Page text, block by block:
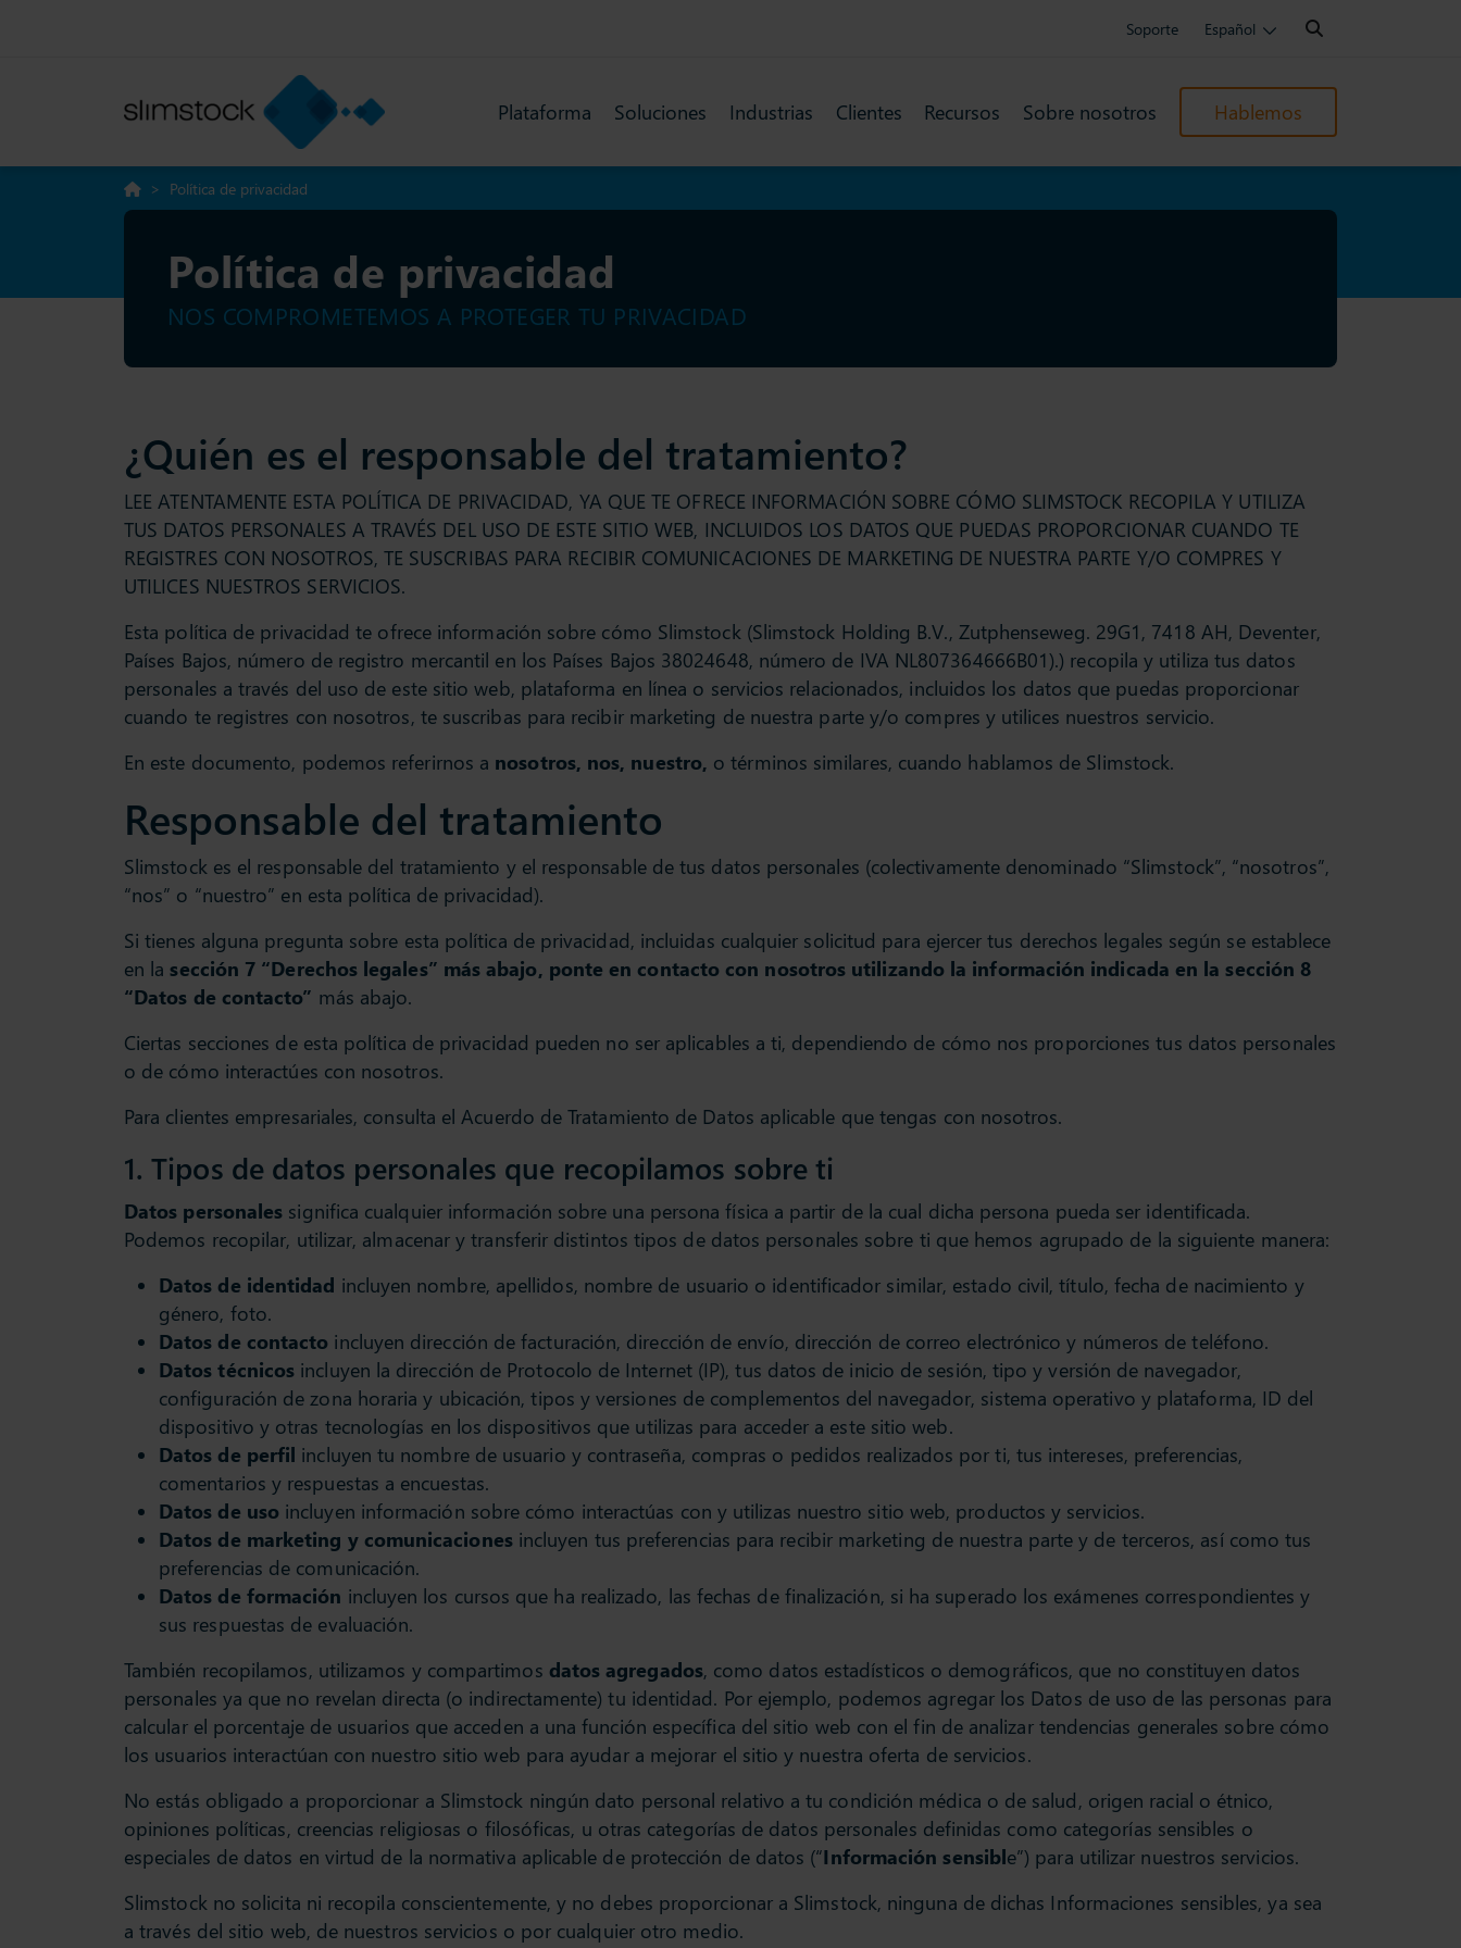
Soporte Español
Search:
Plataforma Soluciones Industrias Clientes Recursos Sobre nosotros Hablemos
> Política de privacidad
Política de privacidad
NOS COMPROMETEMOS A PROTEGER TU PRIVACIDAD
¿Quién es el responsable del tratamiento?
LEE ATENTAMENTE ESTA POLÍTICA DE PRIVACIDAD, YA QUE TE OFRECE INFORMACIÓN SOBRE CÓMO SLIMSTOCK RECOPILA Y UTILIZA
TUS DATOS PERSONALES A TRAVÉS DEL USO DE ESTE SITIO WEB, INCLUIDOS LOS DATOS QUE PUEDAS PROPORCIONAR CUANDO TE
REGISTRES CON NOSOTROS, TE SUSCRIBAS PARA RECIBIR COMUNICACIONES DE MARKETING DE NUESTRA PARTE Y/O COMPRES Y
UTILICES NUESTROS SERVICIOS.
Esta política de privacidad te ofrece información sobre cómo Slimstock (Slimstock Holding B.V., Zutphenseweg. 29G1, 7418 AH, Deventer,
Países Bajos, número de registro mercantil en los Países Bajos 38024648, número de IVA NL807364666B01).) recopila y utiliza tus datos
personales a través del uso de este sitio web, plataforma en línea o servicios relacionados, incluidos los datos que puedas proporcionar
cuando te registres con nosotros, te suscribas para recibir marketing de nuestra parte y/o compres y utilices nuestros servicio.
En este documento, podemos referirnos a nosotros, nos, nuestro, o términos similares, cuando hablamos de Slimstock.
Responsable del tratamiento
Slimstock es el responsable del tratamiento y el responsable de tus datos personales (colectivamente denominado “Slimstock”, “nosotros”,
“nos” o “nuestro” en esta política de privacidad).
Si tienes alguna pregunta sobre esta política de privacidad, incluidas cualquier solicitud para ejercer tus derechos legales según se establece
en lasección 7 “Derechos legales” más abajo, ponte en contacto con nosotros utilizando la información indicada en la sección 8
“Datos de contacto” más abajo.
Ciertas secciones de esta política de privacidad pueden no ser aplicables a ti, dependiendo de cómo nos proporciones tus datos personales
o de cómo interactúes con nosotros.
Para clientes empresariales, consulta el Acuerdo de Tratamiento de Datos aplicable que tengas con nosotros.
1. Tipos de datos personales que recopilamos sobre ti
Datos personales significa cualquier información sobre una persona física a partir de la cual dicha persona pueda ser identificada.
Podemos recopilar, utilizar, almacenar y transferir distintos tipos de datos personales sobre ti que hemos agrupado de la siguiente manera:
Datos de identidad incluyen nombre, apellidos, nombre de usuario o identificador similar, estado civil, título, fecha de nacimiento y
género, foto.
Datos de contacto incluyen dirección de facturación, dirección de envío, dirección de correo electrónico y números de teléfono.
Datos técnicos incluyen la dirección de Protocolo de Internet (IP), tus datos de inicio de sesión, tipo y versión de navegador,
configuración de zona horaria y ubicación, tipos y versiones de complementos del navegador, sistema operativo y plataforma, ID del
dispositivo y otras tecnologías en los dispositivos que utilizas para acceder a este sitio web.
Datos de perfil incluyen tu nombre de usuario y contraseña, compras o pedidos realizados por ti, tus intereses, preferencias,
comentarios y respuestas a encuestas.
Datos de uso incluyen información sobre cómo interactúas con y utilizas nuestro sitio web, productos y servicios.
Datos de marketing y comunicacionesincluyen tus preferencias para recibir marketing de nuestra parte y de terceros, así como tus
preferencias de comunicación.
Datos de formación incluyen los cursos que ha realizado, las fechas de finalización, si ha superado los exámenes correspondientes y
sus respuestas de evaluación.
También recopilamos, utilizamos y compartimos datos agregados, como datos estadísticos o demográficos, que no constituyen datos
personales ya que no revelan directa (o indirectamente) tu identidad. Por ejemplo, podemos agregar los Datos de uso de las personas para
calcular el porcentaje de usuarios que acceden a una función específica del sitio web con el fin de analizar tendencias generales sobre cómo
los usuarios interactúan con nuestro sitio web para ayudar a mejorar el sitio y nuestra oferta de servicios.
No estás obligado a proporcionar a Slimstock ningún dato personal relativo a tu condición médica o de salud, origen racial o étnico,
opiniones políticas, creencias religiosas o filosóficas, u otras categorías de datos personales definidas como categorías sensibles o
especiales de datos en virtud de la normativa aplicable de protección de datos (“Información sensible”) para utilizar nuestros servicios.
Slimstock no solicita ni recopila conscientemente, y no debes proporcionar a Slimstock, ninguna de dichas Informaciones sensibles, ya sea
a través del sitio web, de nuestros servicios o por cualquier otro medio.